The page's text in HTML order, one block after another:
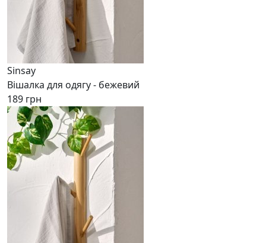
Sinsay
Вішалка для одягу - бежевий
189 грн